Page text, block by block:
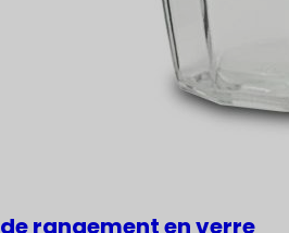
rangement en verre